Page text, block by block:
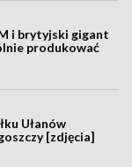
i brytyjski gigant
produkować
Ułanów
[zdjęcia]